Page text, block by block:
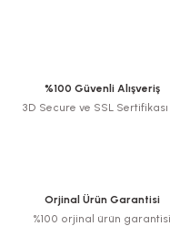
Ürün resmi kalitesiz,
Bu ürüne benzer farklı
%100 Güvenli Alışveriş
3D Secure ve SSL Sertifikası
Orjinal Ürün Garantisi
%100 orjinal ürün garantisi